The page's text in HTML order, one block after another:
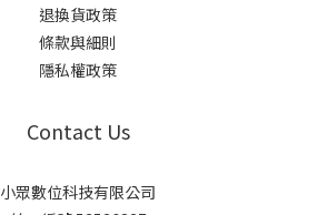
退換貨政策
條款與細則
隱私權政策
Contact Us
小眾數位科技有限公司